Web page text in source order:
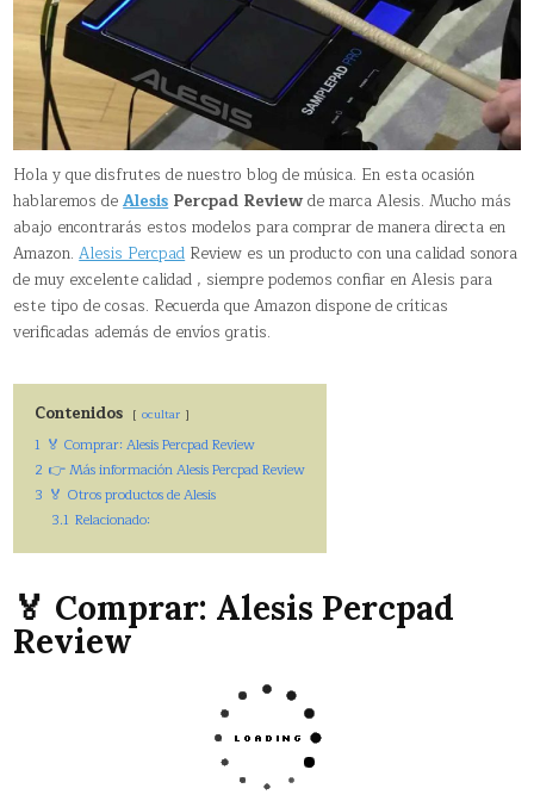
Hola y que disfrutes de nuestro blog de música. En esta ocasión
hablaremos deAlesisPercpad Reviewde marca Alesis. Mucho más
abajo encontrarás estos modelos para comprar de manera directa en
Amazon.Alesis PercpadReview es un producto con una calidad sonora
de muy excelente calidad , siempre podemos confiar en Alesis para
este tipo de cosas. Recuerda que Amazon dispone de críticas
verificadas además de envíos gratis.
Contenidos ocultar
1 🏅 Comprar: Alesis Percpad Review
2 👉 Más información Alesis Percpad Review
3 🏅 Otros productos de Alesis
3.1 Relacionado:
🏅 Comprar: Alesis Percpad
Review